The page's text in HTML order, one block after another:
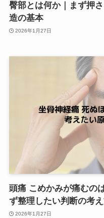
臀部とは何か｜まず押
造の基本
2026年1月27日
頭痛 こめかみが痛むの
ず整理したい判断の考
2026年1月27日